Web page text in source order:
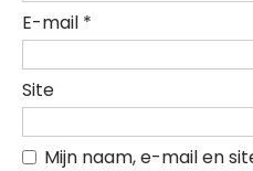
E-mail *
Site
Mijn naam, e-mail en